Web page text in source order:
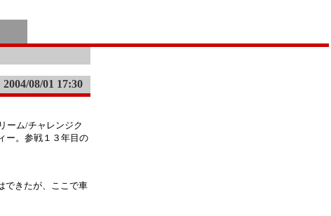
2004/08/01 17:30
ーム/チャレンジク
ー。参戦１３年目の
できたが、ここで車